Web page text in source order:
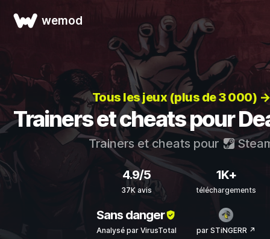
wemod
Tous les jeux (plus de 3 000) →
Trainers et cheats pour
Trainers et cheats pour
4.9/5
37K avis
1K+
téléchargements
Sans danger
Analysé par VirusTotal par STiNGERR ↗